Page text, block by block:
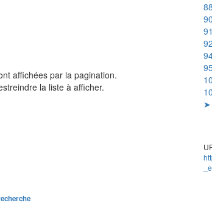
affichées par la pagination.
la liste à afficher.
➤